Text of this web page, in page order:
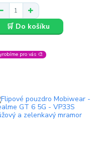
🛒 Do košíku
pro vás 🎨